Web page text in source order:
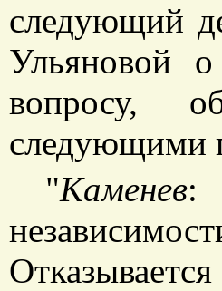
следующий
Ульяновой
вопросу,
следующими
"Каменев: